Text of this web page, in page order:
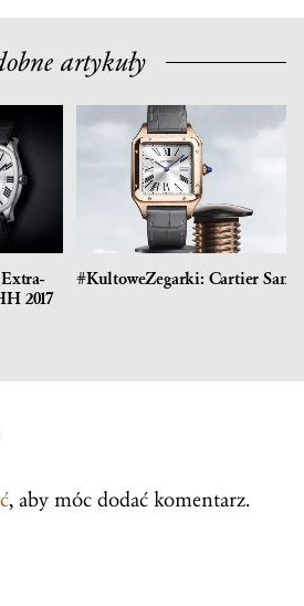
artykuły
2017
#KultoweZegarki: Cartier
, aby móc dodać komentarz.